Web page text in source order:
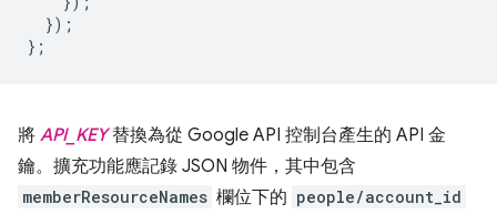
});
};
將 API_KEY替換為從 Google API 控制台產生的 API 金
鑰。擴充功能應記錄 JSON 物件，其中包含
memberResourceNames 欄位下的 people/account_id